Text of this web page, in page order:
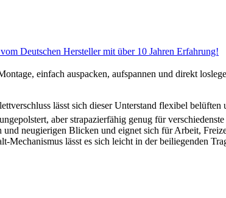
Deutschen Hersteller mit über 10 Jahren Erfahrung!
einfach auspacken, aufspannen und direkt
lässt sich dieser Unterstand flexibel belüften
aber strapazierfähig genug für
neugierigen Blicken und eignet sich für Arbeit,
lässt es sich leicht in der beiliegenden